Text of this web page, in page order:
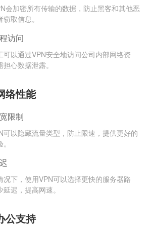
会加密所有传输的数据，防止黑客和其他恶
取信息。
访问
可以通过VPN安全地访问公司内部网络资
心数据泄露。
络性能
限制
可以隐藏流量类型，防止限速，提供更好的
况下，使用VPN可以选择更快的服务器路
迟，提高网速。
公支持